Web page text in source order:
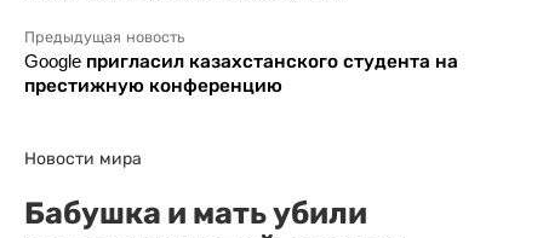
Предыдущая новость
Google пригласил казахстанского студента на
престижную конференцию
Новости мира
Бабушка и мать убили